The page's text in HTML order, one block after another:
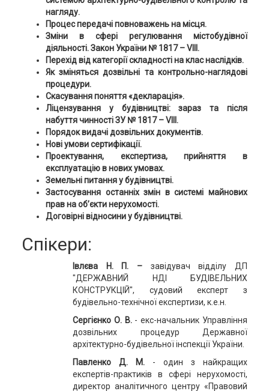
нагляду.
Процес передачі повноважень на місця.
Зміни в сфері регулювання містобудівної
діяльності. Закон України № 1817 –VIII.
Перехід від категорії складності на клас наслідків.
Як зміняться дозвільні та контрольно-наглядові
процедури.
Скасування поняття «декларація».
Ліцензування у будівництві: зараз та після
набуття чинності ЗУ № 1817 –VIII .
Порядок видачі дозвільних документів.
Нові умови сертифікації.
Проектування, експертиза, прийняття в
експлуатацію в нових умовах.
Земельні питання у будівництві.
Застосування останніх змін в системі майнових
прав на об’єкти нерухомості.
Договірні відносини у будівництві.
Спікери:
Івлєва Н. П. – завідувач відділу ДП
"ДЕРЖАВНИЙ НДІ БУДІВЕЛЬНИХ
КОНСТРУКЦІЙ", судовий експерт з
будівельно-технічної експертизи, к.е.н.
Сергієнко О. В.- екс-начальник Управління
дозвільних процедур Державної
архітектурно-будівельної інспекції України.
Павленко Д. М. - один з найкращих
експертів-практиків в сфері нерухомості,
директор аналітичного центру «Правовий